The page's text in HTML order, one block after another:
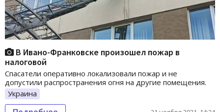
В Ивано-Франковске произошел пожар в
налоговой
Спасатели оперативно локализовали пожар и не
допустили распространения огня на другие помещения.
Украина